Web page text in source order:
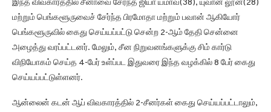
இந்த விவகாரத்தில் சீனாவை சேர்ந்த ஜியா யமாவ்(38), யுவான் லூன்(28)
மற்றும் பெங்களூருவைச் சேர்ந்த பிரமோதா மற்றும் பவான் ஆகியோர்
பெங்களூருவில் கைது செய்யப்பட்டு சென்ற 2-ஆம் தேதி சென்னை
அழைத்து வரப்பட்டனர். மேலும், சீன நிறுவனங்களுக்கு சிம் கார்டு
விநியோகம் செய்த 4-பேர் உள்ப்பட இதுவரை இந்த வழக்கில் 8 பேர் கைது
செய்யப்பட்டுள்ளனர்.
ஆன்லைன் கடன் ஆப் விவகாரத்தில் 2-சீனர்கள் கைது செய்யப்பட்டாலும்,